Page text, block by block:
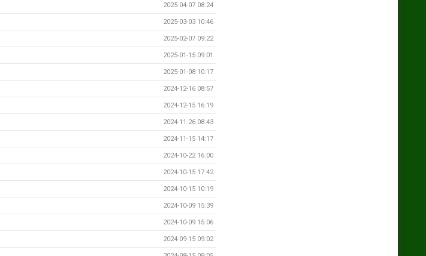
2025-04-07 08:24
2025-03-03 10:46
2025-02-07 09:22
2025-01-15 09:01
2025-01-08 10:17
2024-12-16 08:57
2024-12-15 16:19
2024-11-26 08:43
2024-11-15 14:17
2024-10-22 16:00
2024-10-15 17:42
2024-10-15 10:19
2024-10-09 15:39
2024-10-09 15:06
2024-09-15 09:02